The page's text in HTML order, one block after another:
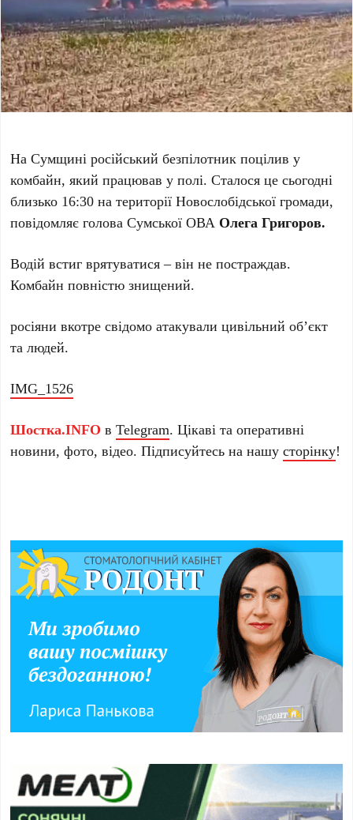
На Сумщині російський безпілотник поцілив у
комбайн, який працював у полі. Сталося це сьогодні
близько 16:30 на території Новослобідської громади,
повідомляє голова Сумської ОВА Олега Григоров.
Водій встиг врятуватися – він не постраждав.
Комбайн повністю знищений.
росіяни вкотре свідомо атакували цивільний обʼєкт
та людей.
IMG_1526
Шостка.INFO вTelegram. Цікаві та оперативні
новини, фото, відео. Підписуйтесь на нашусторінку!